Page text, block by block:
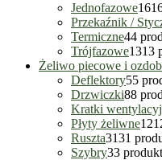
Jednofazowe16
Przekaźnik /
Termiczne44
Trójfazowe1313
Żeliwo piecowe i
Deflektory55
Drzwiczki88
Kratki
Płyty żeliwne12
Ruszta3131
Szybry33